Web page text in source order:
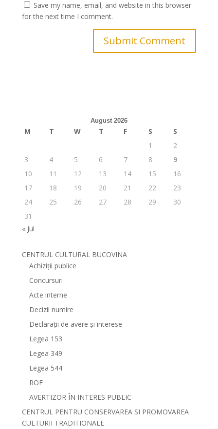
Save my name, email, and website in this browser
for the next time I comment.
August 2026
M T W T F S
S
1
2
3
4 5 6 7 8
9
10
11 12 13 14 15
16
17
18 19 20 21 22
23
24
25 26 27 28 29
30
31
« Jul
CENTRUL CULTURAL BUCOVINA
Achiziții publice
Concursuri
Acte interne
Decizii numire
Declarații de avere și interese
Legea 153
Legea 349
Legea 544
ROF
AVERTIZOR ÎN INTERES PUBLIC
CENTRUL PENTRU CONSERVAREA SI PROMOVAREA
CULTURII TRADITIONALE